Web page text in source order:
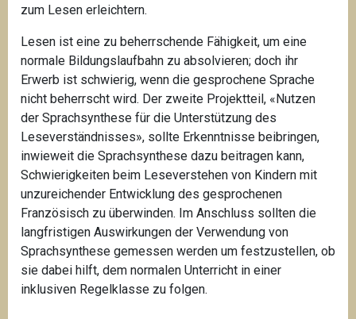
zum Lesen erleichtern.
Lesen ist eine zu beherrschende Fähigkeit, um eine
normale Bildungslaufbahn zu absolvieren; doch ihr
Erwerb ist schwierig, wenn die gesprochene Sprache
nicht beherrscht wird. Der zweite Projektteil, «Nutzen
der Sprachsynthese für die Unterstützung des
Leseverständnisses», sollte Erkenntnisse beibringen,
inwieweit die Sprachsynthese dazu beitragen kann,
Schwierigkeiten beim Leseverstehen von Kindern mit
unzureichender Entwicklung des gesprochenen
Französisch zu überwinden. Im Anschluss sollten die
langfristigen Auswirkungen der Verwendung von
Sprachsynthese gemessen werden um festzustellen, ob
sie dabei hilft, dem normalen Unterricht in einer
inklusiven Regelklasse zu folgen.